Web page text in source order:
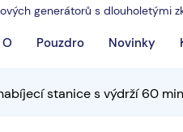
generátorů s dlouholetými
O Pouzdro Novinky
stanice s výdrží 60